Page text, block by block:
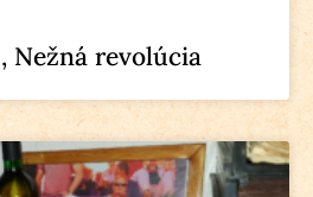
Nežná revolúcia